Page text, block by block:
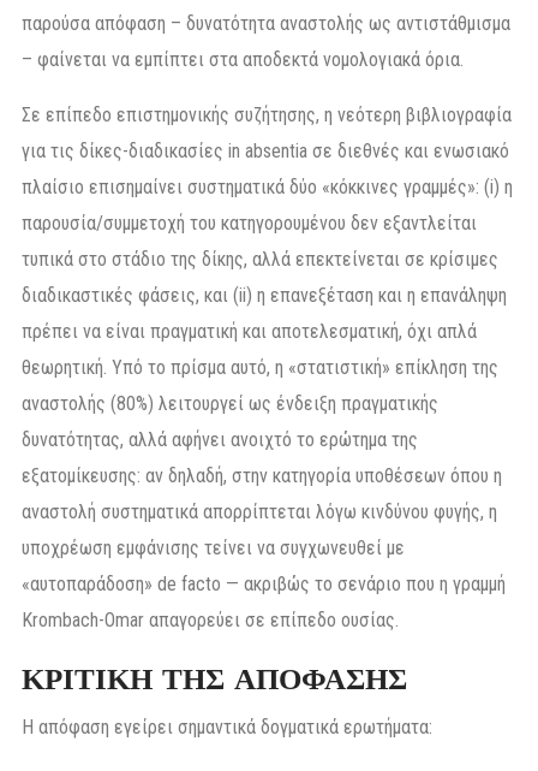
παρούσα απόφαση – δυνατότητα αναστολής ως αντιστάθμισμα
– φαίνεται να εμπίπτει στα αποδεκτά νομολογιακά όρια.
Σε επίπεδο επιστημονικής συζήτησης, η νεότερη βιβλιογραφία
για τις δίκες-διαδικασίες in absentia σε διεθνές και ενωσιακό
πλαίσιο επισημαίνει συστηματικά δύο «κόκκινες γραμμές»: (i) η
παρουσία/συμμετοχή του κατηγορουμένου δεν εξαντλείται
τυπικά στο στάδιο της δίκης, αλλά επεκτείνεται σε κρίσιμες
διαδικαστικές φάσεις, και (ii) η επανεξέταση και η επανάληψη
πρέπει να είναι πραγματική και αποτελεσματική, όχι απλά
θεωρητική. Υπό το πρίσμα αυτό, η «στατιστική» επίκληση της
αναστολής (80%) λειτουργεί ως ένδειξη πραγματικής
δυνατότητας, αλλά αφήνει ανοιχτό το ερώτημα της
εξατομίκευσης: αν δηλαδή, στην κατηγορία υποθέσεων όπου η
αναστολή συστηματικά απορρίπτεται λόγω κινδύνου φυγής, η
υποχρέωση εμφάνισης τείνει να συγχωνευθεί με
«αυτοπαράδοση» de facto — ακριβώς το σενάριο που η γραμμή
Krombach-Omar απαγορεύει σε επίπεδο ουσίας.
ΚΡΙΤΙΚΗ ΤΗΣ ΑΠΟΦΑΣΗΣ
Η απόφαση εγείρει σημαντικά δογματικά ερωτήματα: